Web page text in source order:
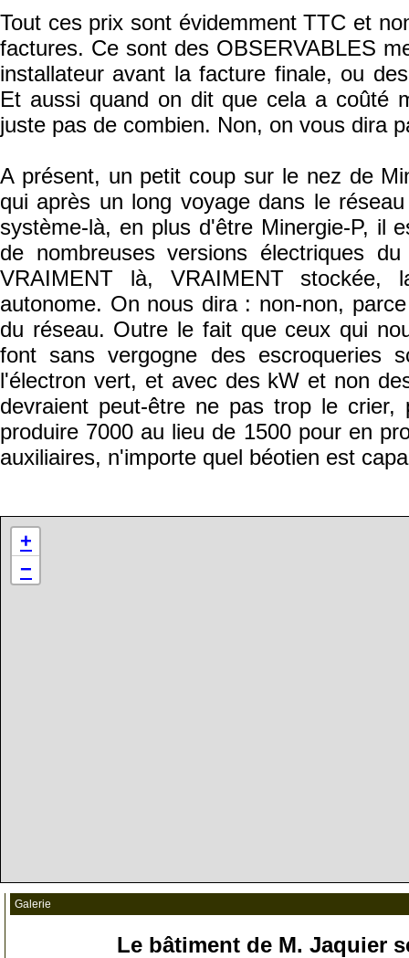
Tout ces prix sont évidemment TTC et
factures. Ce sont des OBSERVABLES
installateur avant la facture finale, ou
Et aussi quand on dit que cela a coûté
juste pas de combien. Non, on vous dira
A présent, un petit coup sur le nez de
qui après un long voyage dans le
système-là, en plus d'être Minergie-P, il
de nombreuses versions électriques
VRAIMENT là, VRAIMENT stockée,
autonome. On nous dira : non-non,
du réseau. Outre le fait que ceux qui
font sans vergogne des escroqueries
l'électron vert, et avec des kW et non
devraient peut-être ne pas trop le
produire 7000 au lieu de 1500 pour en
auxiliaires, n'importe quel béotien est
+
−
Galerie
Le bâtiment de M. Jaquier